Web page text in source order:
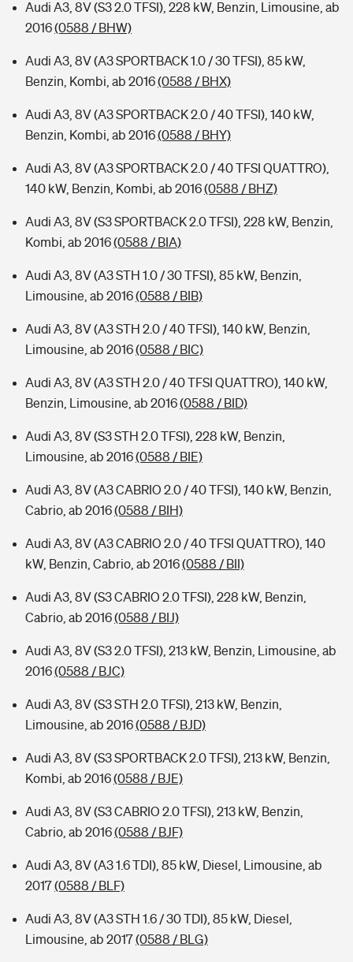
Audi A3, 8V (S3 2.0 TFSI), 228 kW, Benzin, Limousine, ab
2016(0588 / BHW)
Audi A3, 8V (A3 SPORTBACK 1.0 / 30 TFSI), 85 kW,
Benzin, Kombi, ab 2016(0588 / BHX)
Audi A3, 8V (A3 SPORTBACK 2.0 / 40 TFSI), 140 kW,
Benzin, Kombi, ab 2016(0588 / BHY)
Audi A3, 8V (A3 SPORTBACK 2.0 / 40 TFSI QUATTRO),
140 kW, Benzin, Kombi, ab 2016(0588 / BHZ)
Audi A3, 8V (S3 SPORTBACK 2.0 TFSI), 228 kW, Benzin,
Kombi, ab 2016(0588 / BIA)
Audi A3, 8V (A3 STH 1.0 / 30 TFSI), 85 kW, Benzin,
Limousine, ab 2016(0588 / BIB)
Audi A3, 8V (A3 STH 2.0 / 40 TFSI), 140 kW, Benzin,
Limousine, ab 2016(0588 / BIC)
Audi A3, 8V (A3 STH 2.0 / 40 TFSI QUATTRO), 140 kW,
Benzin, Limousine, ab 2016(0588 / BID)
Audi A3, 8V (S3 STH 2.0 TFSI), 228 kW, Benzin,
Limousine, ab 2016(0588 / BIE)
Audi A3, 8V (A3 CABRIO 2.0 / 40 TFSI), 140 kW, Benzin,
Cabrio, ab 2016(0588 / BIH)
Audi A3, 8V (A3 CABRIO 2.0 / 40 TFSI QUATTRO), 140
kW, Benzin, Cabrio, ab 2016(0588 / BII)
Audi A3, 8V (S3 CABRIO 2.0 TFSI), 228 kW, Benzin,
Cabrio, ab 2016(0588 / BIJ)
Audi A3, 8V (S3 2.0 TFSI), 213 kW, Benzin, Limousine, ab
2016(0588 / BJC)
Audi A3, 8V (S3 STH 2.0 TFSI), 213 kW, Benzin,
Limousine, ab 2016(0588 / BJD)
Audi A3, 8V (S3 SPORTBACK 2.0 TFSI), 213 kW, Benzin,
Kombi, ab 2016(0588 / BJE)
Audi A3, 8V (S3 CABRIO 2.0 TFSI), 213 kW, Benzin,
Cabrio, ab 2016(0588 / BJF)
Audi A3, 8V (A3 1.6 TDI), 85 kW, Diesel, Limousine, ab
2017(0588 / BLF)
Audi A3, 8V (A3 STH 1.6 / 30 TDI), 85 kW, Diesel,
Limousine, ab 2017(0588 / BLG)